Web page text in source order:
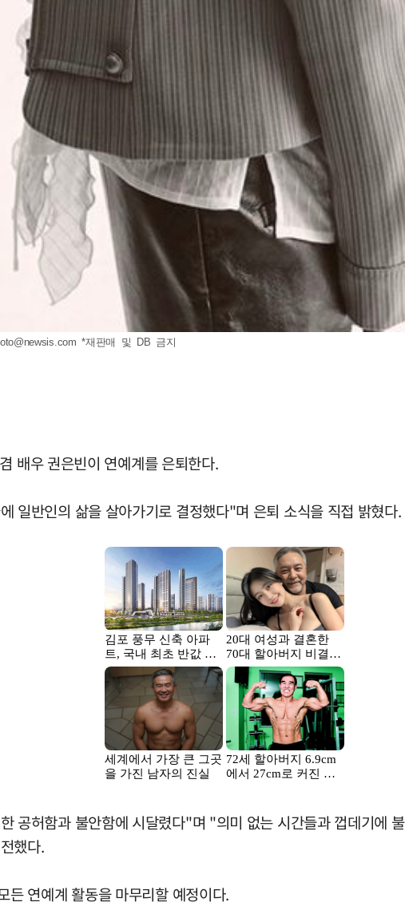
*재판매 및 DB 금지
배우 권은빈이 연예계를 은퇴한다.
일반인의 삶을 살아가기로 결정했다"며 은퇴 소식을 직접 밝혔다.
공허함과 불안함에 시달렸다"며 "의미 없는 시간들과 껍데기에
했다.
든 연예계 활동을 마무리할 예정이다.